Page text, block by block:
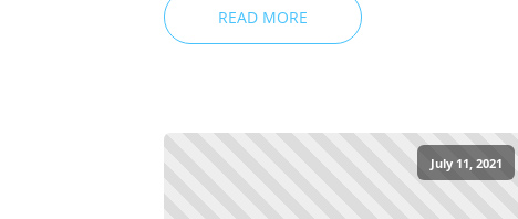
READ MORE
July 11, 2021